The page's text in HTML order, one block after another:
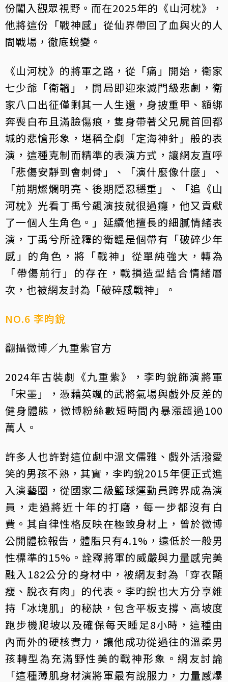
份闖入觀眾視野。而在2025年的《山河枕》，
他將這份「戰神感」從仙界帶回了血與火的人
間戰場，徹底蛻變。
《山河枕》的將軍之路，從「痛」開始，衛家
七少爺「衛韞」，開局即迎來滅門級悲劇，衛
家八口出征僅剩其一人生還，身披重甲、額綁
奔喪白布且滿臉傷痕，隻身帶著父兄屍首回都
城的悲愴形象，堪稱全劇「定海神針」般的表
演，這種克制而精準的表演方式，讓網友直呼
「悲傷安靜到會刺骨」、「演什麼像什麼」、
「前期燦爛明亮、後期隱忍穩重」、「追《山
河枕》光看丁禹兮飆演技就很過癮，他又貢獻
了一個人生角色。」延續他擅長的細膩情緒表
演，丁禹兮所詮釋的衛韞是個帶有「破碎少年
感」的角色，將「戰神」從單純強大，轉為
「帶傷前行」的存在，戰損造型結合情緒層
次，也被網友封為「破碎感戰神」。
NO.6 李昀銳
翻攝微博／九重紫官方
2024年古裝劇《九重紫》，李昀銳飾演將軍
「宋墨」，憑藉英颯的武將氣場與戲外反差的
健身體態，微博粉絲數短時間內暴漲超過100
萬人。
許多人也許對這位劇中溫文儒雅、戲外活潑愛
笑的男孩不熟，其實，李昀銳2015年便正式進
入演藝圈，從國家二級籃球運動員跨界成為演
員，走過將近十年的打磨，每一步都沒有白
費。其自律性格反映在極致身材上，曾於微博
公開體檢報告，體脂只有4.1%，遠低於一般男
性標準的15%。詮釋將軍的威嚴與力量感完美
融入182公分的身材中，被網友封為「穿衣顯
瘦、脫衣有肉」的代表。李昀銳也大方分享維
持「冰塊肌」的秘訣，包含平板支撐、高坡度
跑步機爬坡以及確保每天睡足8小時，這種由
內而外的硬核實力，讓他成功從過往的溫柔男
孩轉型為充滿野性美的戰神形象。網友討論
「這種薄肌身材演將軍最有說服力，力量感爆